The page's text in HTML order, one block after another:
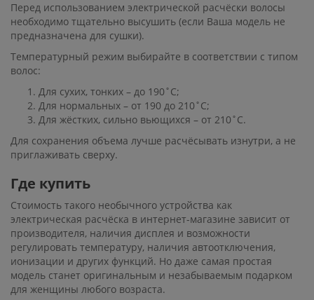
Перед использованием электрической расчёски волосы
необходимо тщательно высушить (если Ваша модель не
предназначена для сушки).
Температурный режим выбирайте в соответствии с типом
волос:
Для сухих, тонких – до 190˚C;
Для нормальных – от 190 до 210˚C;
Для жёстких, сильно вьющихся – от 210˚C.
Для сохранения объема лучше расчёсывать изнутри, а не
приглаживать сверху.
Где купить
Стоимость такого необычного устройства как
электрическая расчёска в интернет-магазине зависит от
производителя, наличия дисплея и возможности
регулировать температуру, наличия автоотключения,
ионизации и других функций. Но даже самая простая
модель станет оригинальным и незабываемым подарком
для женщины любого возраста.